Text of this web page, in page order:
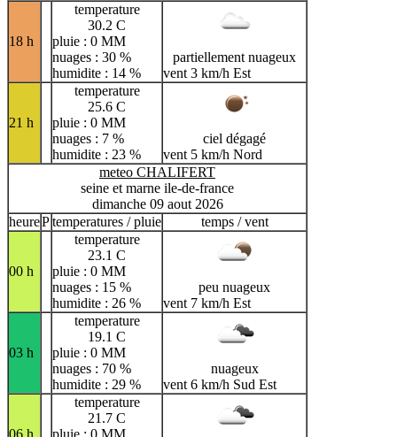
18 h
temperature
30.2 C
pluie : 0 MM
nuages : 30 %
humidite : 14 %
partiellement nuageux
vent 3 km/h Est
21 h
temperature
25.6 C
pluie : 0 MM
nuages : 7 %
humidite : 23 %
ciel dégagé
vent 5 km/h Nord
meteo CHALIFERT
seine et marne ile-de-france
dimanche 09 aout 2026
heurePtemperatures / pluie temps / vent
00 h
temperature
23.1 C
pluie : 0 MM
nuages : 15 %
humidite : 26 %
peu nuageux
vent 7 km/h Est
03 h
temperature
19.1 C
pluie : 0 MM
nuages : 70 %
humidite : 29 %
nuageux
vent 6 km/h Sud Est
06 h
temperature
21.7 C
pluie : 0 MM